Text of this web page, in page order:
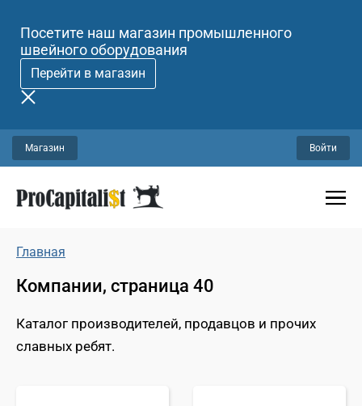
Посетите наш магазин промышленного
швейного оборудования
Перейти в магазин
Магазин Войти
Главная
Компании, страница 40
Каталог производителей, продавцов и прочих
славных ребят.